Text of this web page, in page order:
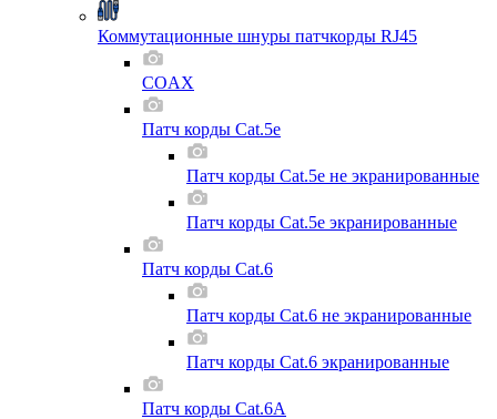
Коммутационные шнуры патчкорды RJ45
COAX
Патч корды Cat.5e
Патч корды Cat.5e не экранированные
Патч корды Cat.5e экранированные
Патч корды Cat.6
Патч корды Cat.6 не экранированные
Патч корды Cat.6 экранированные
Патч корды Cat.6A